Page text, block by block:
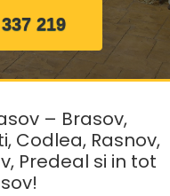
219
– Brasov,
Codlea, Rasnov,
Predeal si in tot